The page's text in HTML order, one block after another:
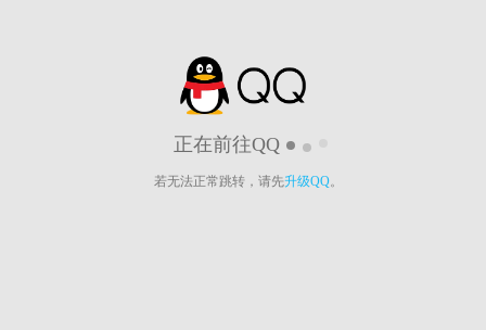
正在前往QQ
若无法正常跳转，请先升级QQ。